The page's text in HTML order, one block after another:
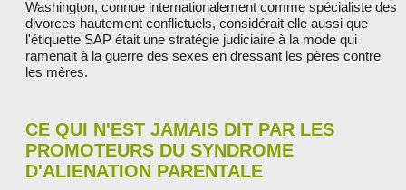
Washington, connue internationalement comme spécialiste des
divorces hautement conflictuels, considérait elle aussi que
l'étiquette SAP était une stratégie judiciaire à la mode qui
ramenait à la guerre des sexes en dressant les pères contre
les mères.
CE QUI N'EST JAMAIS DIT PAR LES
PROMOTEURS DU SYNDROME
D'ALIENATION PARENTALE